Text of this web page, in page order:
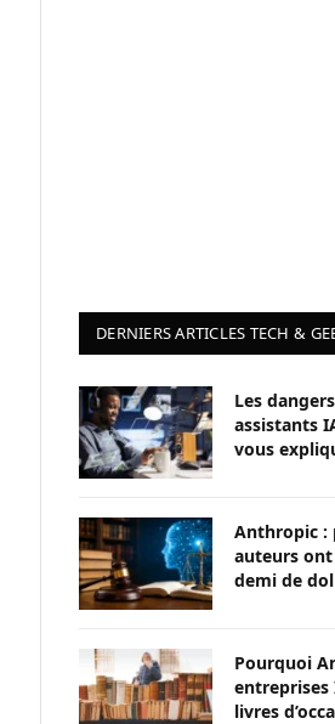
DERNIERS ARTICLES TECH &
Les
assistants
vous
Anthropic :
auteurs
demi de
Pourquoi
entreprises
livres